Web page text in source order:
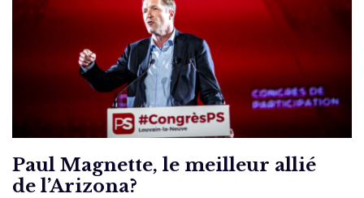
Paul Magnette, le meilleur allié
de l’Arizona?